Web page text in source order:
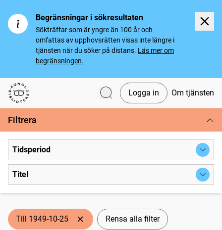
Begränsningar i sökresultaten
Sökträffar som är yngre än 100 år och
omfattas av upphovsrätten visas inte längre i
tjänsten när du söker på distans. Läs mer om
begränsningen.
Svenska tidningar
Logga in Om tjänsten
Filtrera
Tidsperiod
Titel
Till 1949-10-25 Rensa alla filter